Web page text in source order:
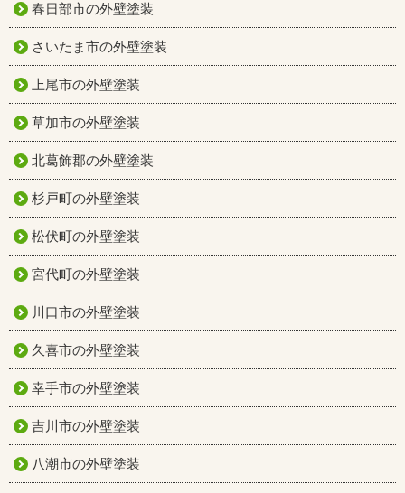
春日部市の外壁塗装
さいたま市の外壁塗装
上尾市の外壁塗装
草加市の外壁塗装
北葛飾郡の外壁塗装
杉戸町の外壁塗装
松伏町の外壁塗装
宮代町の外壁塗装
川口市の外壁塗装
久喜市の外壁塗装
幸手市の外壁塗装
吉川市の外壁塗装
八潮市の外壁塗装